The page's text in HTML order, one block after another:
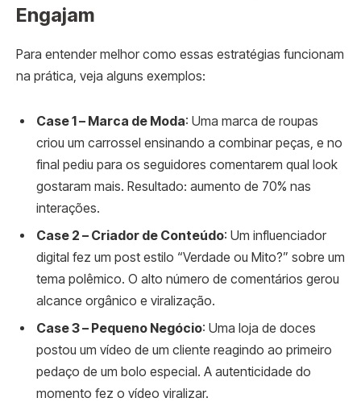
Engajam
Para entender melhor como essas estratégias funcionam
na prática, veja alguns exemplos:
Case 1 – Marca de Moda: Uma marca de roupas
criou um carrossel ensinando a combinar peças, e no
final pediu para os seguidores comentarem qual look
gostaram mais. Resultado: aumento de 70% nas
interações.
Case 2 – Criador de Conteúdo: Um influenciador
digital fez um post estilo “Verdade ou Mito?” sobre um
tema polêmico. O alto número de comentários gerou
alcance orgânico e viralização.
Case 3 – Pequeno Negócio: Uma loja de doces
postou um vídeo de um cliente reagindo ao primeiro
pedaço de um bolo especial. A autenticidade do
momento fez o vídeo viralizar.